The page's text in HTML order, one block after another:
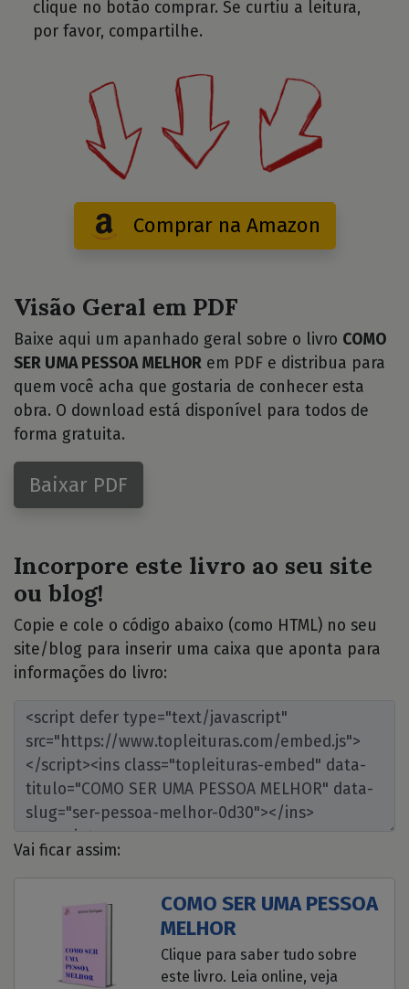
clique no botão comprar. Se curtiu a leitura,
por favor, compartilhe.
Comprar na Amazon
Visão Geral em PDF
Baixe aqui um apanhado geral sobre o livro COMO
SER UMA PESSOA MELHOR em PDF e distribua para
quem você acha que gostaria de conhecer esta
obra. O download está disponível para todos de
forma gratuita.
Baixar PDF
Incorpore este livro ao seu site
ou blog!
Copie e cole o código abaixo (como HTML) no seu
site/blog para inserir uma caixa que aponta para
informações do livro:
Vai ficar assim:
COMO SER UMA PESSOA
MELHOR
Clique para saber tudo sobre
este livro. Leia online, veja